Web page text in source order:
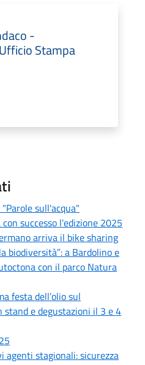
-
Stampa
sull'acqua"
successo l'edizione 2025
arriva il bike sharing
biodiversità”: a Bardolino e
con il parco Natura
festa dell’olio sul
stand e degustazioni il 3 e 4
stagionali: sicurezza